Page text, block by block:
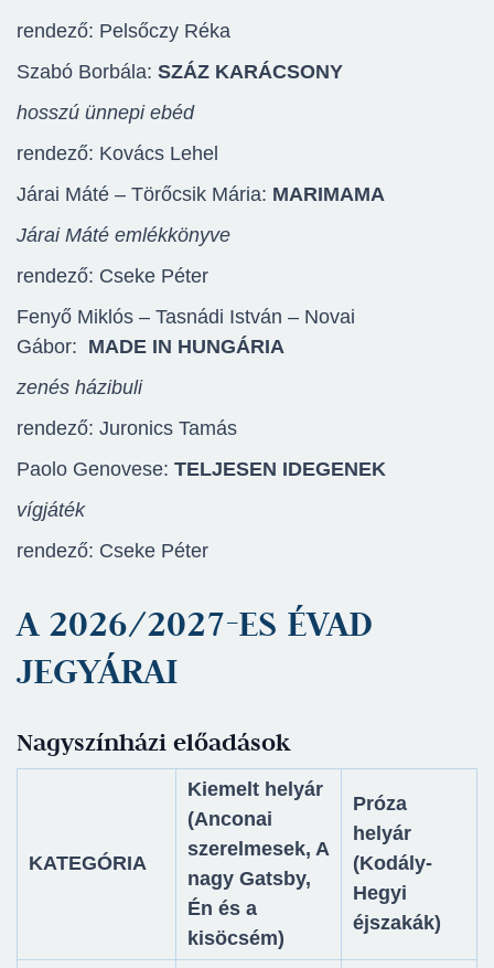
rendező: Pelsőczy Réka
Szabó Borbála: SZÁZ KARÁCSONY
hosszú ünnepi ebéd
rendező: Kovács Lehel
Járai Máté – Törőcsik Mária: MARIMAMA
Járai Máté emlékkönyve
rendező: Cseke Péter
Fenyő Miklós – Tasnádi István – Novai
Gábor: MADE IN HUNGÁRIA
zenés házibuli
rendező: Juronics Tamás
Paolo Genovese: TELJESEN IDEGENEK
vígjáték
rendező: Cseke Péter
A 2026/2027-ES ÉVAD
JEGYÁRAI
Nagyszínházi előadások
KATEGÓRIA
Kiemelt helyár
(Anconai
szerelmesek, A
nagy Gatsby,
Én és a
kisöcsém)
Próza
helyár
(Kodály-
Hegyi
éjszakák)